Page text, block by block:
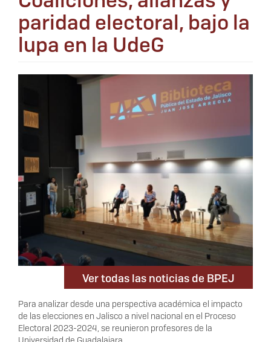
paridad electoral, bajo la
lupa en la UdeG
Ver todas las noticias de BPEJ
Para analizar desde una perspectiva académica el impacto
de las elecciones en Jalisco a nivel nacional en el Proceso
Electoral 2023-2024, se reunieron profesores de la